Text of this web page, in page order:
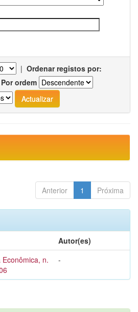
| Ordenar registos por:
Por ordem
Anterior 1 Próxima
Autor(es)
n.
-